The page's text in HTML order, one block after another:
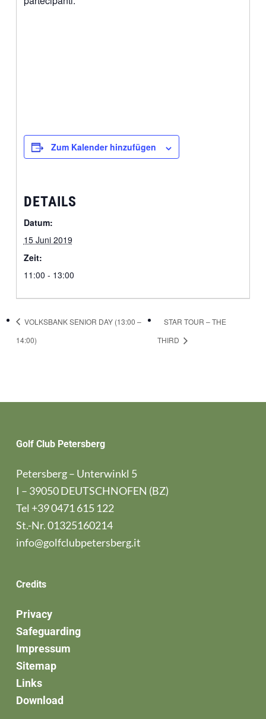
Zum Kalender hinzufügen
DETAILS
Datum:
15 Juni 2019
Zeit:
11:00 - 13:00
VOLKSBANK SENIOR DAY (13:00 –
14:00)
STAR TOUR – THE
THIRD
Golf Club Petersberg
Petersberg – Unterwinkl 5
I – 39050 DEUTSCHNOFEN (BZ)
Tel +39 0471 615 122
St.-Nr. 01325160214
info@golfclubpetersberg.it
Credits
Privacy
Safeguarding
Impressum
Sitemap
Links
Download